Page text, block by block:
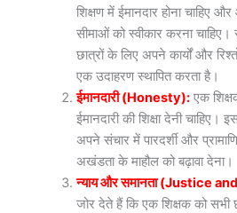
शिक्षण में ईमानदार होना चाहिए
सीमाओं को स्वीकार करना
छात्रों के लिए अपने कार्यों और
एक उदाहरण स्थापित करता है।
ईमानदारी (Honesty): एक
ईमानदारी की शिक्षा देनी
अपने संचार में पारदर्शी और
अखंडता के माहौल को बढ़ावा देना।
न्याय और समानता (Justice
जोर देते हैं कि एक शिक्षक को